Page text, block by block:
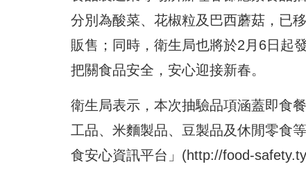
分別為酸菜、花椒粒及巴西蘑菇，已
販售；同時，衛生局也將於2月6日起
把關食品安全，安心迎接新春。
衛生局表示，本次抽驗品項涵蓋即食
工品、米麵製品、豆製品及休閒零食
食安心資訊平台」(http://food-